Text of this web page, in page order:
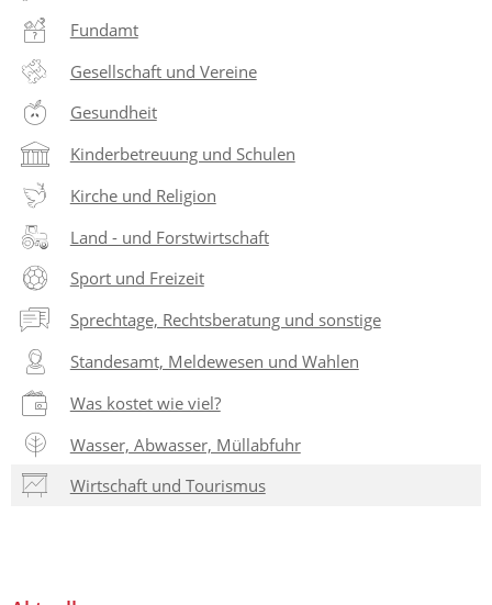
Fundamt
Gesellschaft und Vereine
Gesundheit
Kinderbetreuung und Schulen
Kirche und Religion
Land - und Forstwirtschaft
Sport und Freizeit
Sprechtage, Rechtsberatung und sonstige
Standesamt, Meldewesen und Wahlen
Was kostet wie viel?
Wasser, Abwasser, Müllabfuhr
Wirtschaft und Tourismus